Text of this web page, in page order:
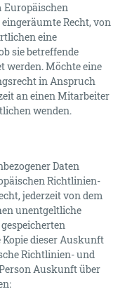
Europäischen
Recht, von
eine
sie betreffende
werden. Möchte eine
in Anspruch
an einen Mitarbeiter
wenden.
Daten
Richtlinien-
jederzeit von dem
unentgeltliche
Kopie dieser Auskunft
Richtlinien- und
Auskunft über